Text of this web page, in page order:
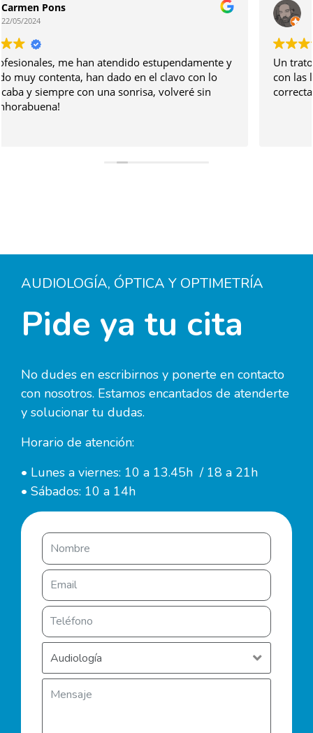
El tio “Eltiobarbas” Barbas
Un trato espectacular, mucha paciencia para un novato
con las lentillas, precios adecuados y graduacion
correcta a la primera, 10/10
AUDIOLOGÍA, ÓPTICA Y OPTIMETRÍA
Pide ya tu cita
No dudes en escribirnos y ponerte en contacto
con nosotros. Estamos encantados de atenderte
y solucionar tu dudas.
Horario de atención:
• Lunes a viernes: 10 a 13.45h / 18 a 21h
• Sábados: 10 a 14h